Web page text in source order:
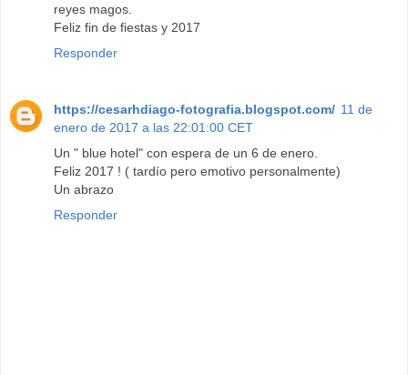
reyes magos.
Feliz fin de fiestas y 2017
Responder
https://cesarhdiago-fotografia.blogspot.com/ 11 de
enero de 2017 a las 22:01:00 CET
Un " blue hotel" con espera de un 6 de enero.
Feliz 2017 ! ( tardío pero emotivo personalmente)
Un abrazo
Responder